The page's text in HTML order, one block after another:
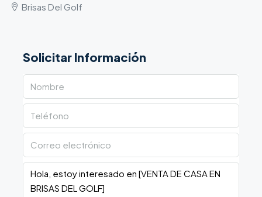
Brisas Del Golf
Solicitar Información